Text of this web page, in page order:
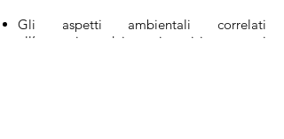
Gli aspetti ambientali correlati
all’erogazione dei nostri servizi sono stati